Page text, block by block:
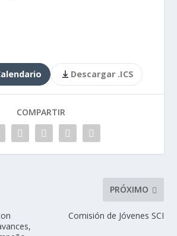
Descargar .ICS
COMPARTIR
PRÓXIMO
Comisión de Jóvenes SCI